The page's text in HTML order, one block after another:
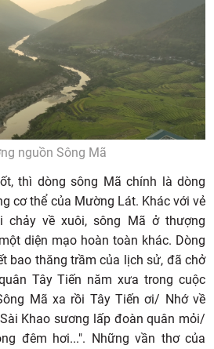
nguồn Sông Mã
thì dòng sông Mã chính là dòng
cơ thể của Mường Lát. Khác với vẻ
chảy về xuôi, sông Mã ở thượng
diện mạo hoàn toàn khác. Dòng
bao thăng trầm của lịch sử, đã chở
Tây Tiến năm xưa trong cuộc
Mã xa rồi Tây Tiến ơi/ Nhớ về
Khao sương lấp đoàn quân mỏi/
đêm hơi...". Những vần thơ của